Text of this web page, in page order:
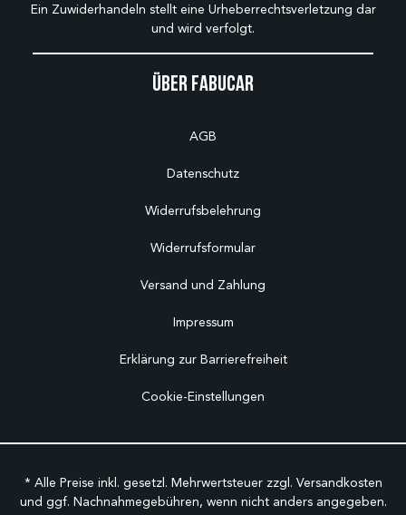
Über Fabucar
AGB
Datenschutz
Widerrufsbelehrung
Widerrufsformular
Versand und Zahlung
Impressum
Erklärung zur Barrierefreiheit
Cookie-Einstellungen
Ein Zuwiderhandeln stellt eine Urheberrechtsverletzung dar
und wird verfolgt.
* Alle Preise inkl. gesetzl. Mehrwertsteuer zzgl. Versandkosten
und ggf. Nachnahmegebühren, wenn nicht anders angegeben.